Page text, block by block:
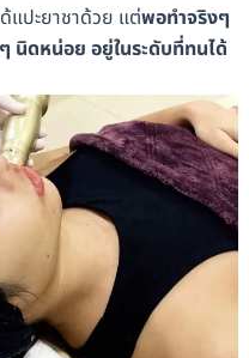
ด้แปะยาชาด้วย แต่พอทำจริงๆ
นิดหน่อย อยู่ในระดับที่ทนได้